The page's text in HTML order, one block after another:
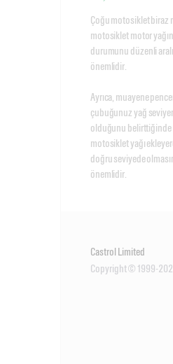
Çoğu motosiklet biraz
motosiklet motor
durumunu düzenli
önemlidir.
Ayrıca, muayene
çubuğunuz yağ
olduğunu belirttiğinde
motosiklet yağı
doğru seviyede
önemlidir.
Castrol Limited
Copyright © 1999-